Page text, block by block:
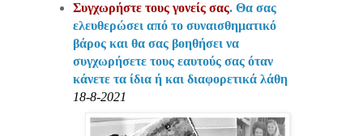
Συγχωρήστε τους γονείς σας. Θα σας
ελευθερώσει από το συναισθηματικό
βάρος και θα σας βοηθήσει να
συγχωρήσετε τους εαυτούς σας όταν
κάνετε τα ίδια ή και διαφορετικά λάθη
18-8-2021